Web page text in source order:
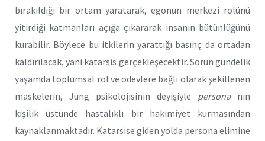
bırakıldığı bir ortam yaratarak, egonun merkezi rolünü
yitirdiği katmanları açığa çıkararak insanın bütünlüğünü
kurabilir. Böylece bu itkilerin yarattığı basınç da ortadan
kaldırılacak, yani katarsis gerçekleşecektir. Sorun gündelik
yaşamda toplumsal rol ve ödevlere bağlı olarak şekillenen
maskelerin, Jung psikolojisinin deyişiyle persona nın
kişilik üstünde hastalıklı bir hakimiyet kurmasından
kaynaklanmaktadır. Katarsise giden yolda persona elimine